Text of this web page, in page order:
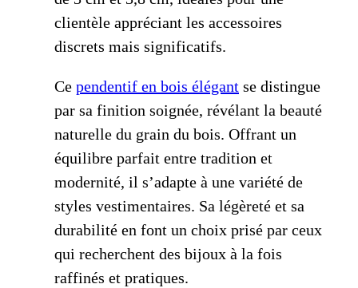
clientèle appréciant les accessoires
discrets mais significatifs.
Ce pendentif en bois élégant se distingue
par sa finition soignée, révélant la beauté
naturelle du grain du bois. Offrant un
équilibre parfait entre tradition et
modernité, il s’adapte à une variété de
styles vestimentaires. Sa légèreté et sa
durabilité en font un choix prisé par ceux
qui recherchent des bijoux à la fois
raffinés et pratiques.